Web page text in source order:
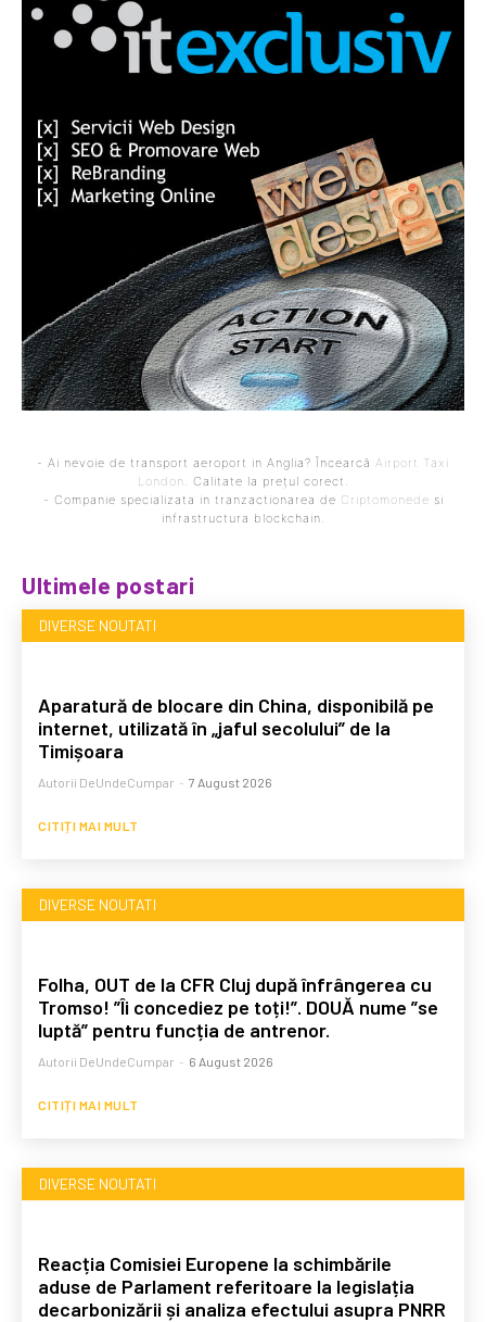
- Ai nevoie de transport aeroport in Anglia? Încearcă Airport Taxi
London
. Calitate la prețul corect.
- Companie specializata in tranzactionarea de Criptomonede si
infrastructura blockchain.
Ultimele postari
DIVERSE NOUTATI
Aparatură de blocare din China, disponibilă pe
internet, utilizată în „jaful secolului” de la
Timișoara
Autorii DeUndeCumpar - 7 August 2026
CITIȚI MAI MULT
DIVERSE NOUTATI
Folha, OUT de la CFR Cluj după înfrângerea cu
Tromso! ”Îi concediez pe toți!”. DOUĂ nume ”se
luptă” pentru funcția de antrenor.
Autorii DeUndeCumpar - 6 August 2026
CITIȚI MAI MULT
DIVERSE NOUTATI
Reacția Comisiei Europene la schimbările
aduse de Parlament referitoare la legislația
decarbonizării și analiza efectului asupra PNRR